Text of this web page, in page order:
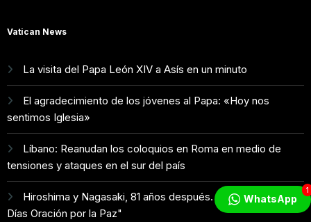
Vatican News
La visita del Papa León XIV a Asís en un minuto
El agradecimiento de los jóvenes al Papa: «Hoy nos
sentimos Iglesia»
Líbano: Reanudan los coloquios en Roma en medio de
tensiones y ataques en el sur del país
Hiroshima y Nagasaki, 81 años después. Comienzan "Diez
Días Oración por la Paz"
WhatsApp
1